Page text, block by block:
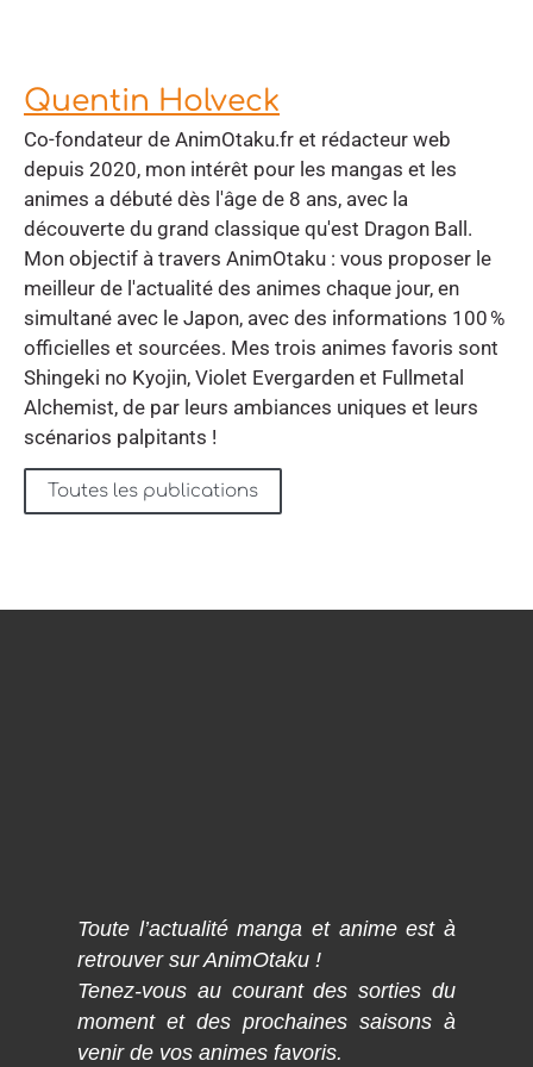
Quentin Holveck
Co-fondateur de AnimOtaku.fr et rédacteur web
depuis 2020, mon intérêt pour les mangas et les
animes a débuté dès l'âge de 8 ans, avec la
découverte du grand classique qu'est Dragon Ball.
Mon objectif à travers AnimOtaku : vous proposer le
meilleur de l'actualité des animes chaque jour, en
simultané avec le Japon, avec des informations 100 %
officielles et sourcées. Mes trois animes favoris sont
Shingeki no Kyojin, Violet Evergarden et Fullmetal
Alchemist, de par leurs ambiances uniques et leurs
scénarios palpitants !
Toutes les publications
Toute l’actualité manga et anime est à
retrouver sur AnimOtaku !
Tenez-vous au courant des sorties du
moment et des prochaines saisons à
venir de vos animes favoris.